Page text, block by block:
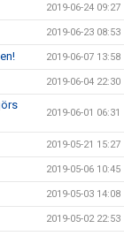
2019-06-24 09:27
2019-06-23 08:53
2019-06-07 13:58
2019-06-04 22:30
2019-06-01 06:31
2019-05-21 15:27
2019-05-06 10:45
2019-05-03 14:08
2019-05-02 22:53